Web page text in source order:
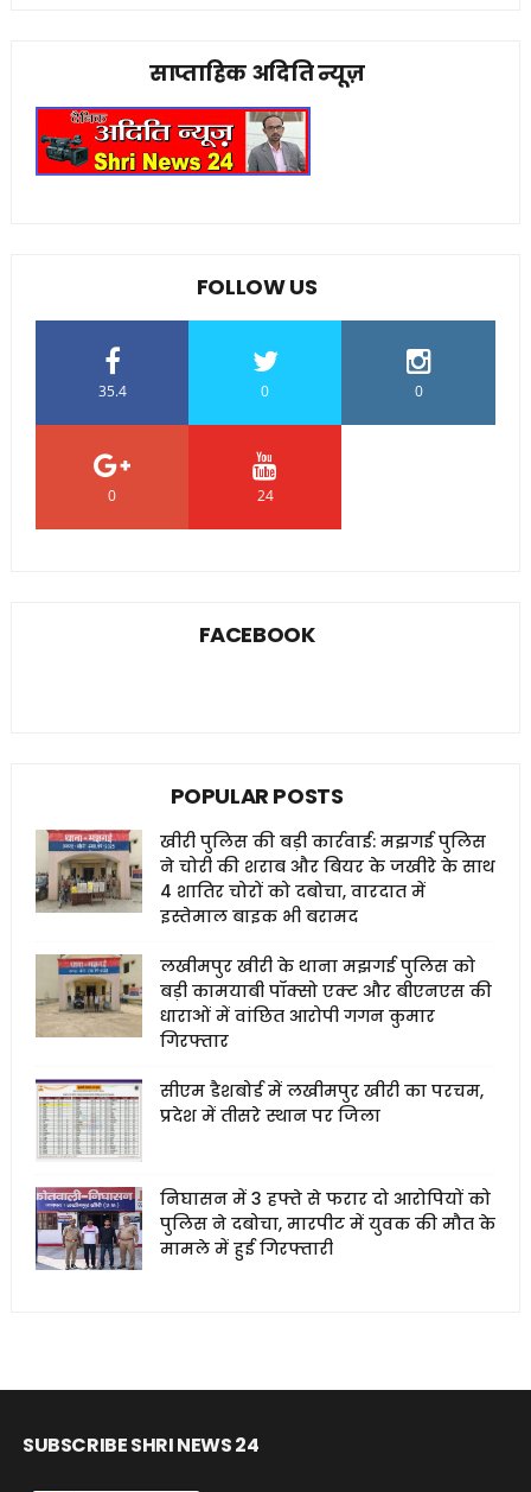
साप्ताहिक अदिति न्यूज़
FOLLOW US
35.4 0 0
0 24
FACEBOOK
POPULAR POSTS
खीरी पुलिस की बड़ी कार्रवाई: मझगई पुलिस
ने चोरी की शराब और बियर के जखीरे के साथ
4 शातिर चोरों को दबोचा, वारदात में
इस्तेमाल बाइक भी बरामद
लखीमपुर खीरी के थाना मझगई पुलिस को
बड़ी कामयाबी पॉक्सो एक्ट और बीएनएस की
धाराओं में वांछित आरोपी गगन कुमार
गिरफ्तार
सीएम डैशबोर्ड में लखीमपुर खीरी का परचम,
प्रदेश में तीसरे स्थान पर जिला
निघासन में 3 हफ्ते से फरार दो आरोपियों को
पुलिस ने दबोचा, मारपीट में युवक की मौत के
मामले में हुई गिरफ्तारी
SUBSCRIBE SHRI NEWS 24